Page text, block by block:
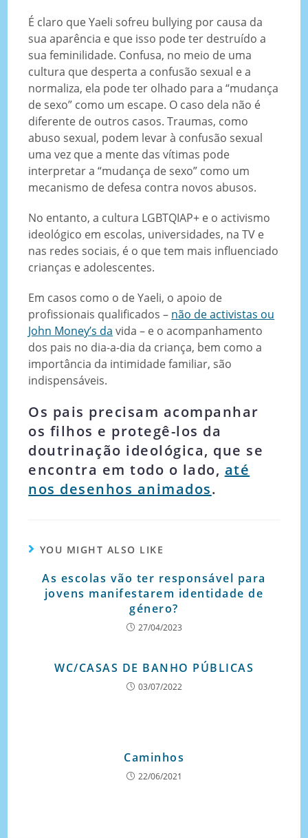
É claro que Yaeli sofreu bullying por causa da
sua aparência e que isso pode ter destruído a
sua feminilidade. Confusa, no meio de uma
cultura que desperta a confusão sexual e a
normaliza, ela pode ter olhado para a “mudança
de sexo” como um escape. O caso dela não é
diferente de outros casos. Traumas, como
abuso sexual, podem levar à confusão sexual
uma vez que a mente das vítimas pode
interpretar a “mudança de sexo” como um
mecanismo de defesa contra novos abusos.
No entanto, a cultura LGBTQIAP+ e o activismo
ideológico em escolas, universidades, na TV e
nas redes sociais, é o que tem mais influenciado
crianças e adolescentes.
Em casos como o de Yaeli, o apoio de
profissionais qualificados – não de activistas ou
John Money’s da vida – e o acompanhamento
dos pais no dia-a-dia da criança, bem como a
importância da intimidade familiar, são
indispensáveis.
Os pais precisam acompanhar
os filhos e protegê-los da
doutrinação ideológica, que se
encontra em todo o lado, até
nos desenhos animados.
YOU MIGHT ALSO LIKE
As escolas vão ter responsável para
jovens manifestarem identidade de
género?
27/04/2023
WC/CASAS DE BANHO PÚBLICAS
03/07/2022
Caminhos
22/06/2021